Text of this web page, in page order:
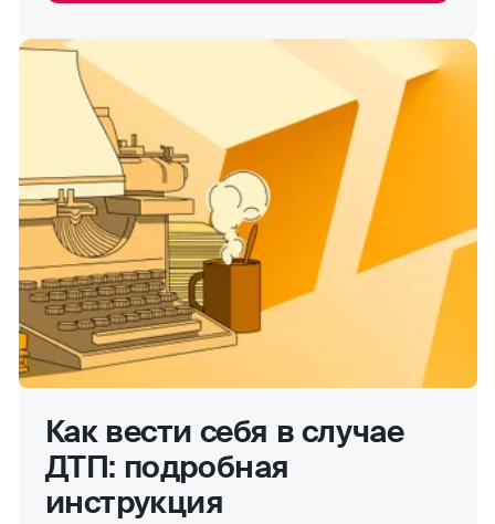
Как вести себя в случае
ДТП: подробная
инструкция